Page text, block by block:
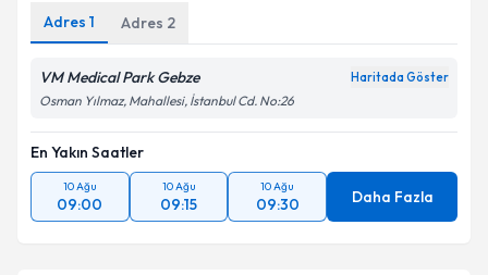
Adres 1 Adres 2
VM Medical Park Gebze Haritada Göster
Osman Yılmaz, Mahallesi, İstanbul Cd. No:26
En Yakın Saatler
10 Ağu
09:00
10 Ağu
09:15
10 Ağu
09:30 Daha Fazla